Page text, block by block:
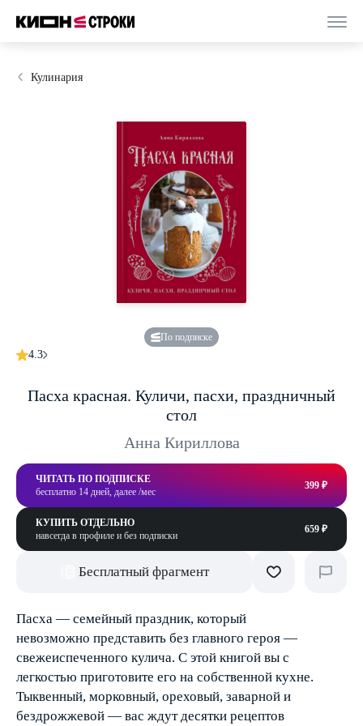
Кулинария
По подписке
4.3
Пасха красная. Куличи, пасхи, праздничный
стол
Анна Кириллова
ЧИТАТЬ ПО ПОДПИСКЕ
бесплатно 14 дней, далее /мес
399 ₽
КУПИТЬ ОТДЕЛЬНО
навсегда в профиле и без подписки
659 ₽
Бесплатный фрагмент
Пасха — семейный праздник, который
невозможно представить без главного героя —
свежеиспеченного кулича. С этой книгой вы с
легкостью приготовите его на собственной кухне.
Тыквенный, морковный, ореховый, заварной и
бездрожжевой — вас ждут десятки рецептов